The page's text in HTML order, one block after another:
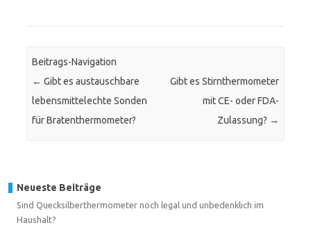
Beitrags-Navigation
← Gibt es austauschbare
lebensmittelechte Sonden
für Bratenthermometer?
Gibt es Stirnthermometer
mit CE- oder FDA-
Zulassung? →
Neueste Beiträge
Sind Quecksilberthermometer noch legal und unbedenklich im
Haushalt?